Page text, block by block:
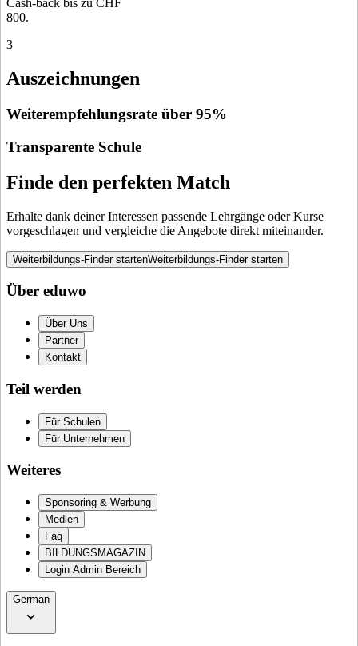
Cash-back bis zu CHF
800.
3
Auszeichnungen
Weiterempfehlungsrate über 95%
Transparente Schule
Finde den perfekten Match
Erhalte dank deiner Interessen passende Lehrgänge oder Kurse
vorgeschlagen und vergleiche die Angebote direkt miteinander.
Weiterbildungs-Finder startenWeiterbildungs-Finder starten
Über eduwo
Über Uns
Partner
Kontakt
Teil werden
Für Schulen
Für Unternehmen
Weiteres
Sponsoring & Werbung
Medien
Faq
BILDUNGSMAGAZIN
Login Admin Bereich
German